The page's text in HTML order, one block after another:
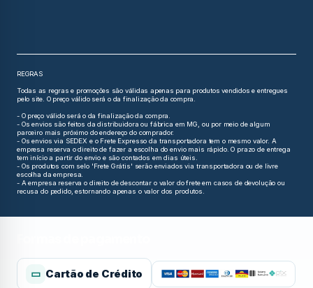
REGRAS
Todas as regras e promoções são válidas apenas para produtos vendidos e entregues
pelo site. O preço válido será o da finalização da compra.
- O preço válido será o da finalização da compra.
- Os envios são feitos da distribuidora ou fábrica em MG, ou por meio de algum
parceiro mais próximo do endereço do comprador.
- Os envios via SEDEX e o Frete Expresso da transportadora tem o mesmo valor. A
empresa reserva o direito de fazer a escolha do envio mais rápido. O prazo de entrega
tem início a partir do envio e são contados em dias úteis.
- Os produtos com selo 'Frete Grátis' serão enviados via transportadora ou de livre
escolha da empresa.
- A empresa reserva o direito de descontar o valor do frete em casos de devolução ou
recusa do pedido, estornando apenas o valor dos produtos.
▭ Cartão de Crédito